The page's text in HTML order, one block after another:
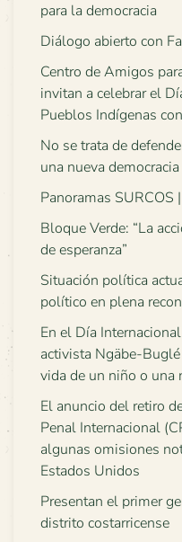
para la democracia
Diálogo abierto con
Centro de Amigos
invitan a celebrar el
Pueblos Indígenas
No se trata de
una nueva democracia
Panoramas
Bloque Verde: “La
de esperanza”
Situación política
político en plena
En el Día
activista Ngäbe-
vida de un niño o una
El anuncio del retiro
Penal Internacional
algunas omisiones
Estados Unidos
Presentan el primer
distrito costarricense